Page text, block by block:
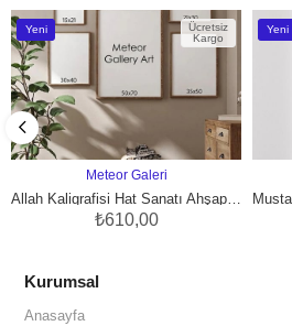
SEPETE EKLE
Yeni
Ürün
Ücretsiz
Kargo
Meteor Galeri
₺610,00
Yeni
Kurumsal
Anasayfa